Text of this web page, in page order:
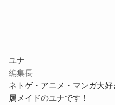
ユナ
編集長
ネトゲ・アニメ・マンガ大
属メイドのユナです！